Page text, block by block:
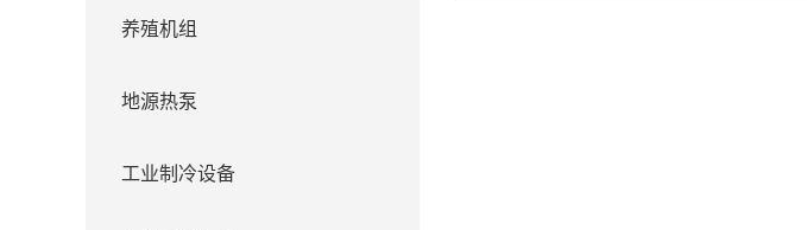
养殖机组
地源热泵
工业制冷设备